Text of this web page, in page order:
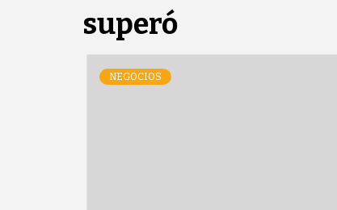
superó
NEGOCIOS